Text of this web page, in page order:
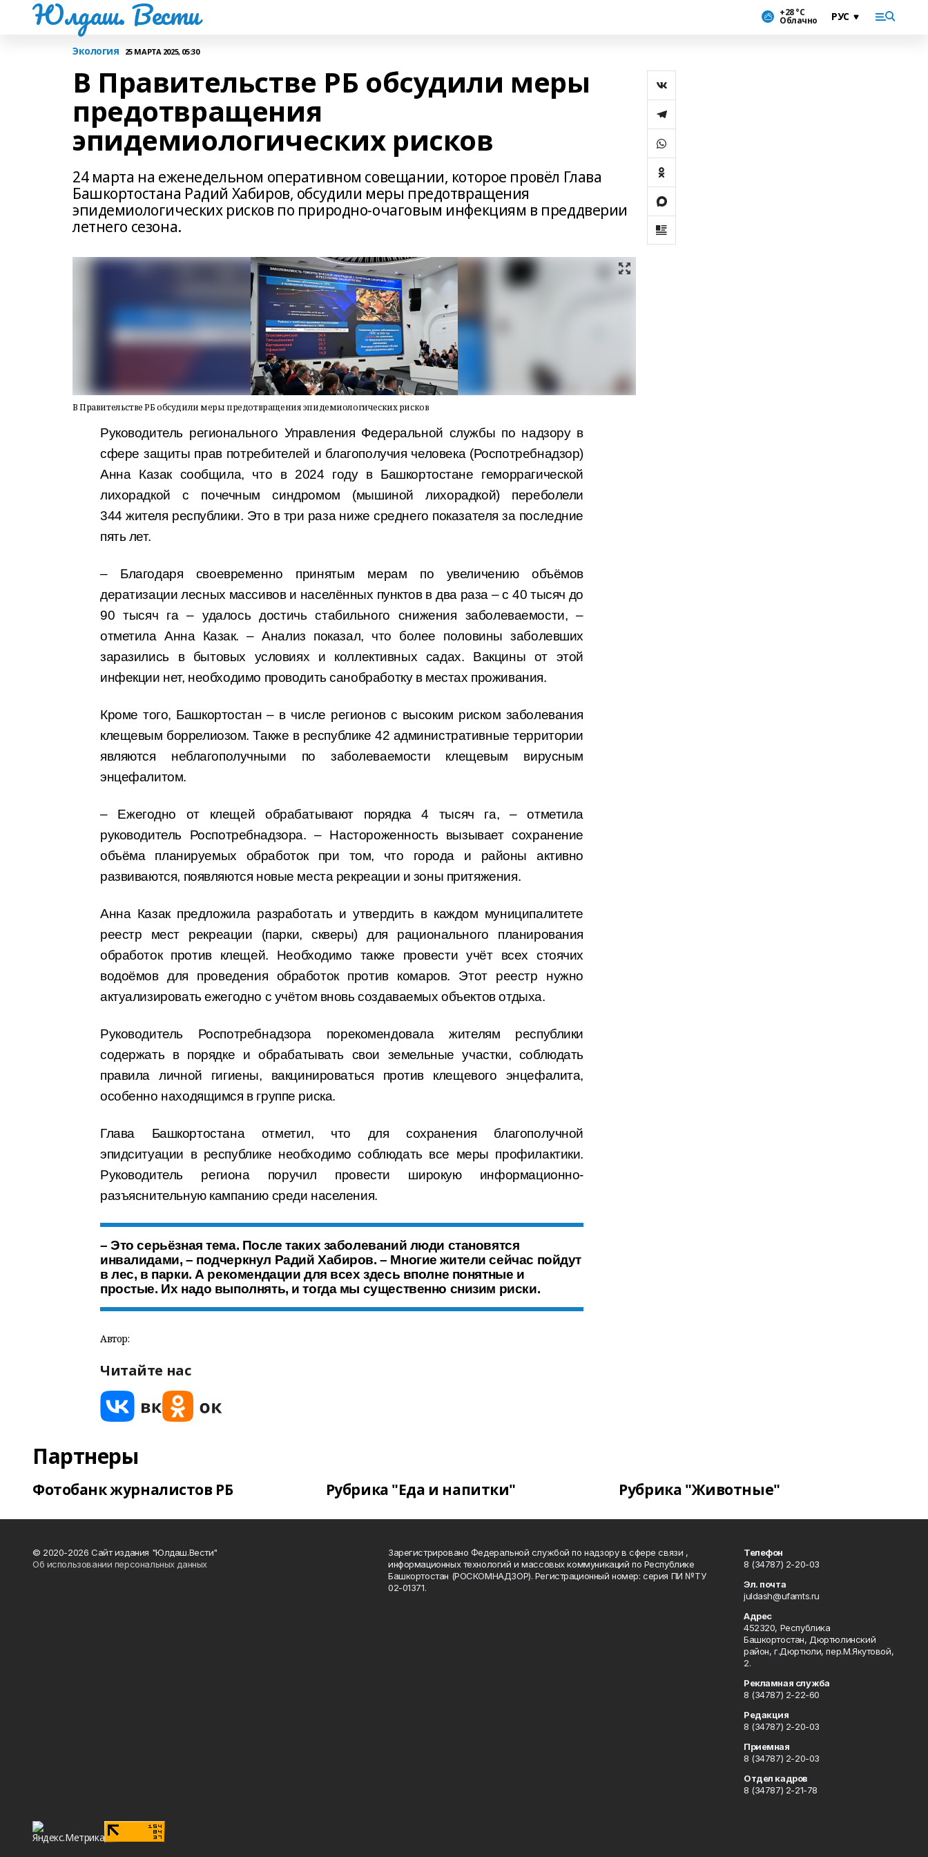
Юлдаш. Вести +28 °С
Облачно
Экология 25 МАРТА 2025, 05:30
В Правительстве РБ обсудили меры
предотвращения
эпидемиологических рисков
24 марта на еженедельном оперативном совещании, которое провёл Глава
Башкортостана Радий Хабиров, обсудили меры предотвращения
эпидемиологических рисков по природно-очаговым инфекциям в преддверии
летнего сезона.
В Правительстве РБ обсудили меры предотвращения эпидемиологических рисков
Руководитель регионального Управления Федеральной службы по надзору в
сфере защиты прав потребителей и благополучия человека (Роспотребнадзор)
Анна Казак сообщила, что в 2024 году в Башкортостане геморрагической
лихорадкой с почечным синдромом (мышиной лихорадкой) переболели
344 жителя республики. Это в три раза ниже среднего показателя за последние
пять лет.
– Благодаря своевременно принятым мерам по увеличению объёмов
дератизации лесных массивов и населённых пунктов в два раза – с 40 тысяч до
90 тысяч га – удалось достичь стабильного снижения заболеваемости, –
отметила Анна Казак. – Анализ показал, что более половины заболевших
заразились в бытовых условиях и коллективных садах. Вакцины от этой
инфекции нет, необходимо проводить санобработку в местах проживания.
Кроме того, Башкортостан – в числе регионов с высоким риском заболевания
клещевым боррелиозом. Также в республике 42 административные территории
являются неблагополучными по заболеваемости клещевым вирусным
энцефалитом.
– Ежегодно от клещей обрабатывают порядка 4 тысяч га, – отметила
руководитель Роспотребнадзора. – Настороженность вызывает сохранение
объёма планируемых обработок при том, что города и районы активно
развиваются, появляются новые места рекреации и зоны притяжения.
Анна Казак предложила разработать и утвердить в каждом муниципалитете
реестр мест рекреации (парки, скверы) для рационального планирования
обработок против клещей. Необходимо также провести учёт всех стоячих
водоёмов для проведения обработок против комаров. Этот реестр нужно
актуализировать ежегодно с учётом вновь создаваемых объектов отдыха.
Руководитель Роспотребнадзора порекомендовала жителям республики
содержать в порядке и обрабатывать свои земельные участки, соблюдать
правила личной гигиены, вакцинироваться против клещевого энцефалита,
особенно находящимся в группе риска.
Глава Башкортостана отметил, что для сохранения благополучной
эпидситуации в республике необходимо соблюдать все меры профилактики.
Руководитель региона поручил провести широкую информационно-
разъяснительную кампанию среди населения.
– Это серьёзная тема. После таких заболеваний люди становятся
инвалидами, – подчеркнул Радий Хабиров. – Многие жители сейчас пойдут
в лес, в парки. А рекомендации для всех здесь вполне понятные и
простые. Их надо выполнять, и тогда мы существенно снизим риски.
Автор:
Читайте нас
Партнеры
Фотобанк журналистов РБ Рубрика "Еда и напитки" Рубрика "Животные"
© 2020-2026 Сайт издания "Юлдаш.Вести"
Об использовании персональных данных
Зарегистрировано Федеральной службой по надзору в сфере связи ,
информационных технологий и массовых коммуникаций по Республике
Башкортостан (РОСКОМНАДЗОР). Регистрационный номер: серия ПИ №ТУ
02-01371.
Телефон
8 (34787) 2-20-03
Эл. почта
juldash@ufamts.ru
Адрес
452320, Республика
Башкортостан, Дюртюлинский
район, г.Дюртюли, пер.М.Якутовой,
2.
Рекламная служба
8 (34787) 2-22-60
Редакция
8 (34787) 2-20-03
Приемная
8 (34787) 2-20-03
Отдел кадров
8 (34787) 2-21-78